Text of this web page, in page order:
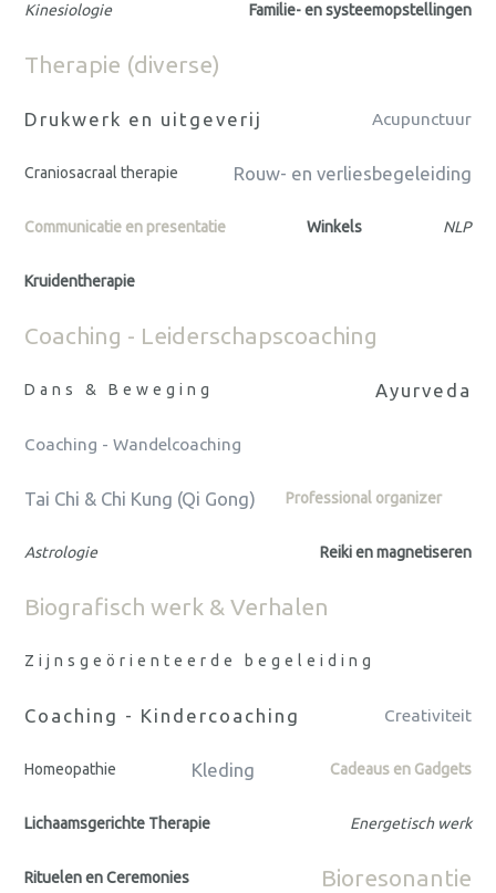
Kinesiologie Familie- en systeemopstellingen
Therapie (diverse)
Drukwerk en uitgeverij Acupunctuur
Craniosacraal therapie Rouw- en verliesbegeleiding
Communicatie en presentatie Winkels NLP
Kruidentherapie
Coaching - Leiderschapscoaching
Dans & Beweging Ayurveda
Coaching - Wandelcoaching
Tai Chi & Chi Kung (Qi Gong) Professional organizer
Astrologie Reiki en magnetiseren
Biografisch werk & Verhalen
Zijnsgeörienteerde begeleiding
Coaching - Kindercoaching Creativiteit
Homeopathie Kleding Cadeaus en Gadgets
Lichaamsgerichte Therapie Energetisch werk
Rituelen en Ceremonies Bioresonantie